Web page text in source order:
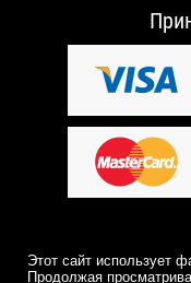
Этот сайт использует
Продолжая